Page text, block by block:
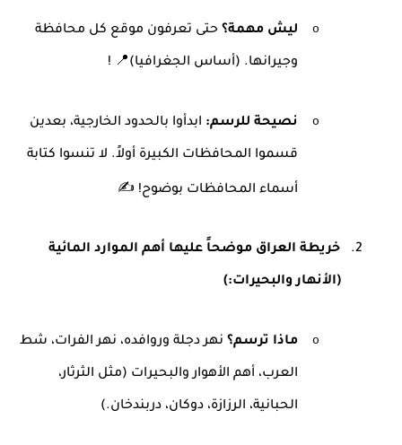
o ليش مهمة؟ حتى تعرفون موقع كل محافظة
وجيرانها. (أساس الجغرافيا! 📍(
o نصيحة للرسم: ابدأوا بالحدود الخارجية، بعدين
قسموا المحافظات الكبيرة أولاً. لا تنسوا كتابة
أسماء المحافظات بوضوح! ✍
2. خريطة العراق موضحاً عليها أهم الموارد المائية
(الأنهار والبحيرات(:
o ماذا ترسم؟ نهر دجلة وروافده، نهر الفرات، شط
العرب، أهم الأهوار والبحيرات (مثل الثرثار،
الحبانية، الرزازة، دوكان، دربندخان(.